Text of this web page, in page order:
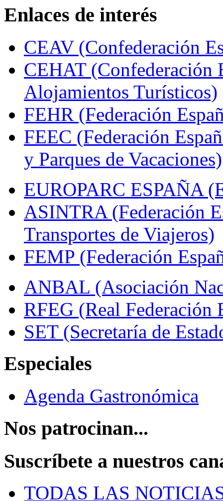
Enlaces de interés
CEAV (Confederación
CEHAT (Confederación
Alojamientos Turísticos)
FEHR (Federación
FEEC (Federación
y Parques de Vacaciones)
EUROPARC ESPAÑA
ASINTRA (Federación
Transportes de Viajeros)
FEMP (Federación
ANBAL (Asociación
RFEG (Real Federación
SET (Secretaría de
Especiales
Agenda Gastronómica
Nos patrocinan...
Suscríbete a nuestros
TODAS LAS